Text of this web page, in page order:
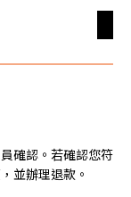
確認。若確認您符
並辦理退款。